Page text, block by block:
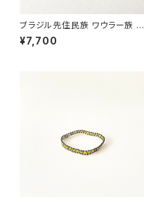
ブラジル先住民族 ワウラー族 ビ
ーズブレスレット 1cm幅 内周17
cm
¥7,700